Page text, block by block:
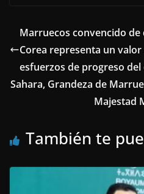
Marruecos convencido
Corea representa un
esfuerzos de progreso
Sahara, Grandeza de
Majestad
También te